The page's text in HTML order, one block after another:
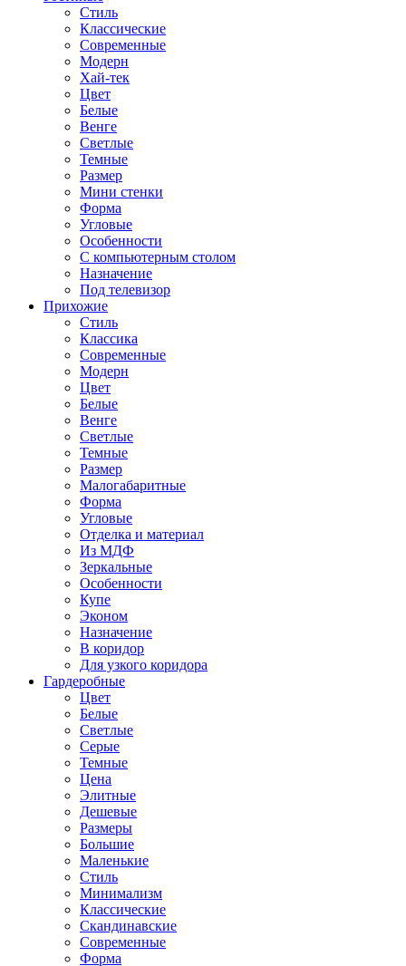
Стиль
Классические
Современные
Модерн
Хай-тек
Цвет
Белые
Венге
Светлые
Темные
Размер
Мини стенки
Форма
Угловые
Особенности
С компьютерным столом
Назначение
Под телевизор
Прихожие
Стиль
Классика
Современные
Модерн
Цвет
Белые
Венге
Светлые
Темные
Размер
Малогабаритные
Форма
Угловые
Отделка и материал
Из МДФ
Зеркальные
Особенности
Купе
Эконом
Назначение
В коридор
Для узкого коридора
Гардеробные
Цвет
Белые
Светлые
Серые
Темные
Цена
Элитные
Дешевые
Размеры
Большие
Маленькие
Стиль
Минимализм
Классические
Скандинавские
Современные
Форма